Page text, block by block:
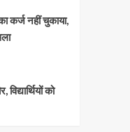
कर्ज नहीं चुकाया,
को